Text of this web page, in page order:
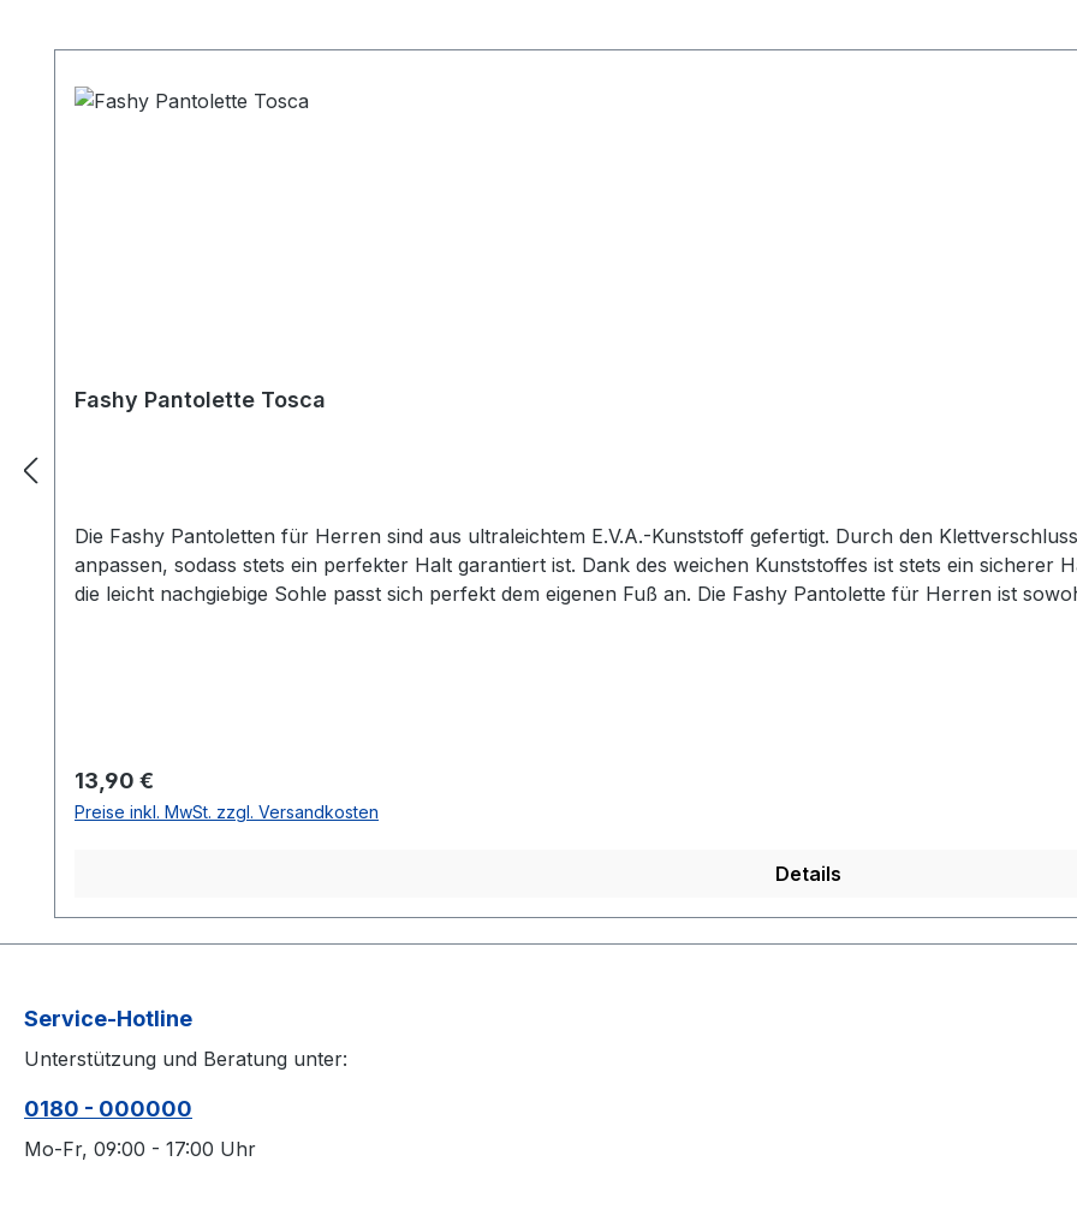
Fashy Pantolette Tosca
Die Fashy Pantoletten für Herren sind aus ultraleichtem E.V.A.-Kunststoff gefertigt. Durch den
anpassen, sodass stets ein perfekter Halt garantiert ist. Dank des weichen Kunststoffes ist stets ein sicherer
die leicht nachgiebige Sohle passt sich perfekt dem eigenen Fuß an. Die Fashy Pantolette für Herren ist
Regulärer Preis:
13,90 €
Preise inkl. MwSt. zzgl. Versandkosten
Details
Service-Hotline
Unterstützung und Beratung unter:
0180 - 000000
Mo-Fr, 09:00 - 17:00 Uhr